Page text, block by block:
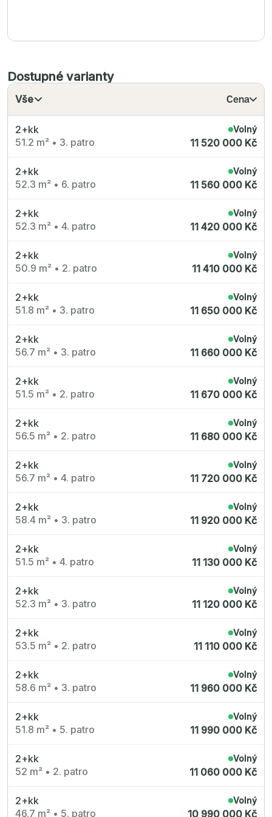
Dostupné varianty
Vše Cena
2+kk
51.2 m² • 3. patro
Volný
11 520 000 Kč
2+kk
52.3 m² • 6. patro
Volný
11 560 000 Kč
2+kk
52.3 m² • 4. patro
Volný
11 420 000 Kč
2+kk
50.9 m² • 2. patro
Volný
11 410 000 Kč
2+kk
51.8 m² • 3. patro
Volný
11 650 000 Kč
2+kk
56.7 m² • 3. patro
Volný
11 660 000 Kč
2+kk
51.5 m² • 2. patro
Volný
11 670 000 Kč
2+kk
56.5 m² • 2. patro
Volný
11 680 000 Kč
2+kk
56.7 m² • 4. patro
Volný
11 720 000 Kč
2+kk
58.4 m² • 3. patro
Volný
11 920 000 Kč
2+kk
51.5 m² • 4. patro
Volný
11 130 000 Kč
2+kk
52.3 m² • 3. patro
Volný
11 120 000 Kč
2+kk
53.5 m² • 2. patro
Volný
11 110 000 Kč
2+kk
58.6 m² • 3. patro
Volný
11 960 000 Kč
2+kk
51.8 m² • 5. patro
Volný
11 990 000 Kč
2+kk
52 m² • 2. patro
Volný
11 060 000 Kč
2+kk
46.7 m² • 5. patro
Volný
10 990 000 Kč